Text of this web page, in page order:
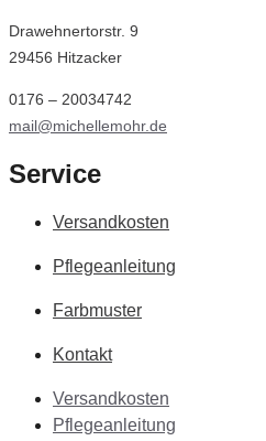
Drawehnertorstr. 9
29456 Hitzacker
0176 – 20034742
mail@michellemohr.de
Service
Versandkosten
Pflegeanleitung
Farbmuster
Kontakt
Versandkosten
Pflegeanleitung